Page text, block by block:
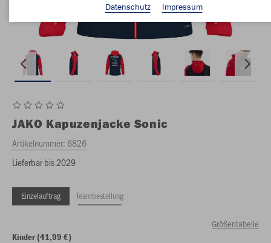
JAKO Kapuzenjacke Sonic
Artikelnummer: 6826
Lieferbar bis 2029
Einzelauftrag Teambestellung
Größentabelle
Kinder (41,99 €)
Datenschutz
Impressum